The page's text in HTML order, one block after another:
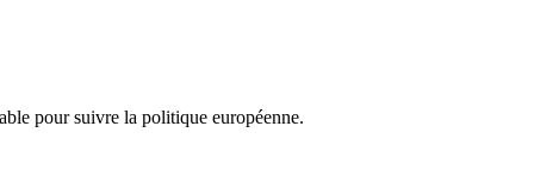
pour suivre la politique européenne.